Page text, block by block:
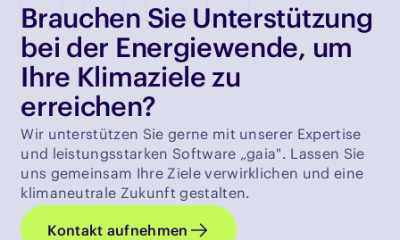
Brauchen Sie Unterstützung
bei der Energiewende, um
Ihre Klimaziele zu
erreichen?
Wir unterstützen Sie gerne mit unserer Expertise
und leistungsstarken Software „gaia". Lassen Sie
uns gemeinsam Ihre Ziele verwirklichen und eine
klimaneutrale Zukunft gestalten.
Kontakt aufnehmen